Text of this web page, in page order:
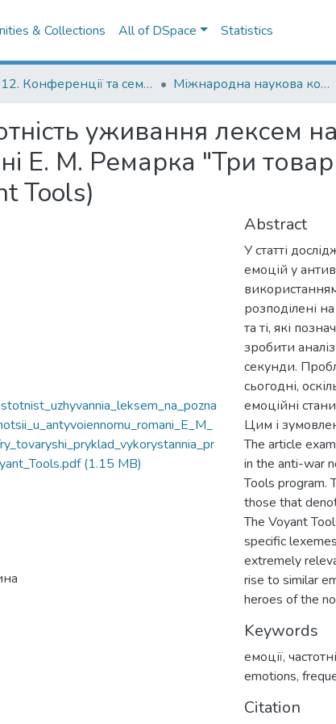
& Collections All of DSpace Statistics
012. Конференції та семінари НаУКМА Міжнародна наукова конференція "Актуальні питання сучасної лінгвістики"
уживання лексем
Е. М. Ремарка "Три
Tools)
(1.15 MB)
Abstract
У статті
емоцій у
розподілені
та ті, які
зробити
секунди.
сьогодні,
емоційні
Цим і
The article
in the anti-war
Tools program.
those that
The Voyant
specific
extremely
rise to similar
heroes of the
Keywords
емоції,
emotions,
Citation